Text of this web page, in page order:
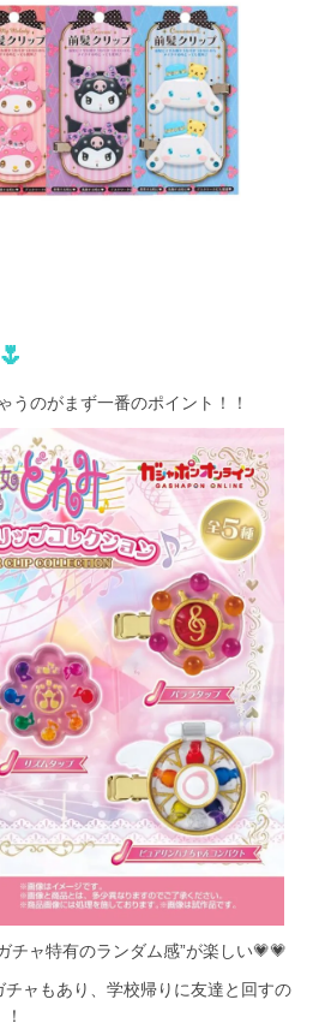
うのがまず一番のポイント！！
チャ特有のランダム感”が楽しい💗💗
ャもあり、学校帰りに友達と回すの